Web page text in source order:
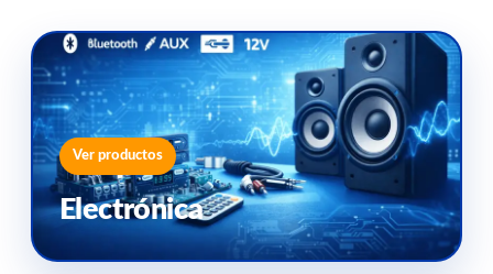
Ver productos
Electrónica